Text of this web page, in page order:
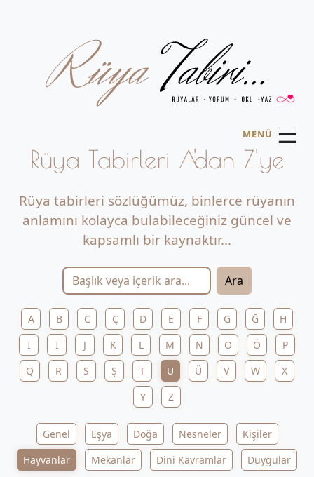
MENÜ ☰
Rüya Tabirleri A'dan Z'ye
Rüya tabirleri sözlüğümüz, binlerce rüyanın
anlamını kolayca bulabileceğiniz güncel ve
kapsamlı bir kaynaktır...
Ara
A B C Ç D E F G Ğ
H
I
İ J K L M N O Ö
P
Q
R S Ş T U Ü V W
X
Y
Z
Genel Eşya Doğa Nesneler
Kişiler
Hayvanlar
Mekanlar Dini Kavramlar Duygular